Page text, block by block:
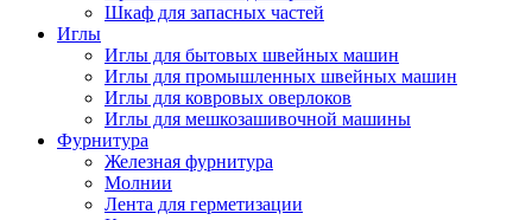
Шкаф для запасных частей
Иглы
Иглы для бытовых швейных машин
Иглы для промышленных швейных машин
Иглы для ковровых оверлоков
Иглы для мешкозашивочной машины
Фурнитура
Железная фурнитура
Молнии
Лента для герметизации